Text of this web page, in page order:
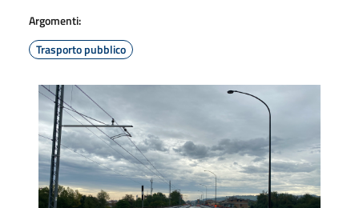
Argomenti:
Trasporto pubblico